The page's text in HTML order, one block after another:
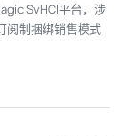
SvHCI平台，涉
阅制捆绑销售模式